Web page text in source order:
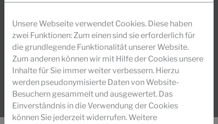
Seilacher, die sich in Stiftungsbesitz befindet.
und Entwicklungsaktivitäten sichergestellte
Innovation sichern unser dynamisches Wachstum.
MEHR LESEN
Unsere Webseite verwendet Cookies. Diese haben
zwei Funktionen: Zum einen sind sie erforderlich für
die grundlegende Funktionalität unserer Website.
Zum anderen können wir mit Hilfe der Cookies unsere
Inhalte für Sie immer weiter verbessern. Hierzu
werden pseudonymisierte Daten von Website-
Besuchern gesammelt und ausgewertet. Das
Einverständnis in die Verwendung der Cookies
können Sie jederzeit widerrufen. Weitere